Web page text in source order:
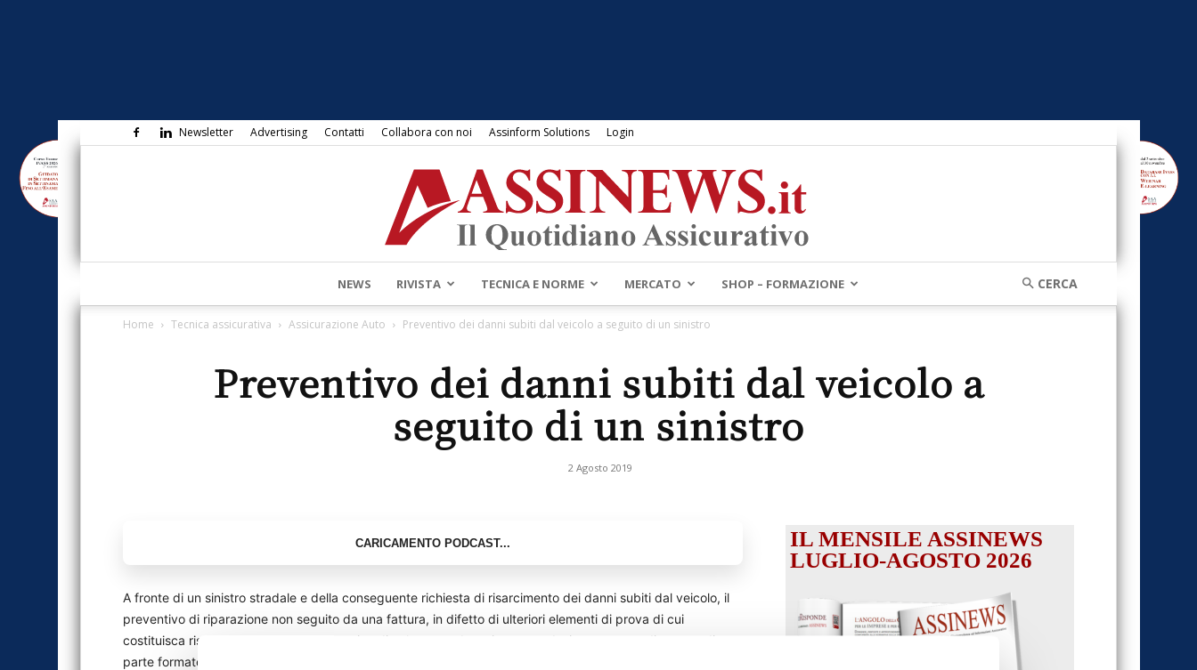
Newsletter Advertising Contatti Collabora con noi Assinform Solutions Login
Assinews.it
NEWS RIVISTA TECNICA E NORME MERCATO SHOP – FORMAZIONE
Home Tecnica assicurativa Assicurazione Auto Preventivo dei danni subiti dal veicolo a seguito di un sinistro
Preventivo dei danni subiti dal veicolo a
seguito di un sinistro
2 Agosto 2019
A fronte di un sinistro stradale e della conseguente richiesta di risarcimento dei danni subiti dal veicolo, il
preventivo di riparazione non seguito da una fattura, in difetto di ulteriori elementi di prova di cui
costituisca riscontro, è un documento privo di valenza probatoria, trattandosi pur sempre di un atto di
parte formatosi senza contraddittorio e non confermato dal compilatore.
IL MENSILE ASSINEWS
LUGLIO-AGOSTO 2026